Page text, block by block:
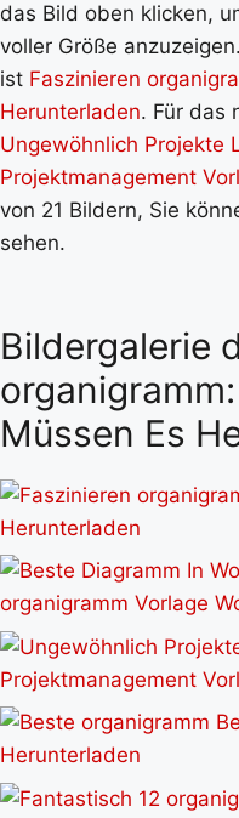
das Bild oben klicken,
voller Größe
ist Faszinieren
Herunterladen. Für das
Ungewöhnlich Projekte
Projektmanagement
von 21 Bildern, Sie
sehen.
Bildergalerie
Müssen Es